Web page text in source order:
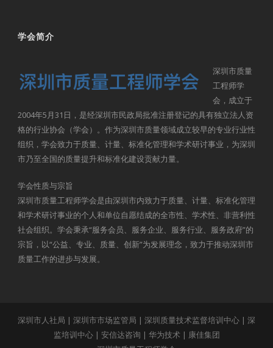
学会简介
深圳市质量
工程师学
会，成立于
2004年5月31日，是经深圳市民政局批准注册登记的具有独立法人资
格的行业协会（学会）。作为深圳市质量领域成立较早的专业行业性
组织，学会致力于质量、计量、标准化管理和学术研讨事业，为深圳
市乃至全国的质量提升和标准化建设贡献力量。
学会性质与宗旨
深圳市质量工程师学会是由深圳市内致力于质量、计量、标准化管理
和学术研讨事业的个人和单位自愿结成的全市性、学术性、非营利性
社会组织。学会秉承“服务会员、服务企业、服务行业、服务政府”的
宗旨，以“公益、专业、质量、创新”为发展理念，致力于推动深圳市
质量工作的进步与发展。
深圳市人社局 | 深圳市市场监管局 | 深圳质量技术监督培训中心 | 深
监培训中心| 安信达咨询 | 华为技术 | 康佳集团